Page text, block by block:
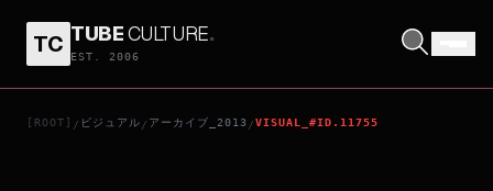
TC TUBECULTURE.
EST. 2006
[ROOT] / ビジュアル / アーカイブ_2013 /VISUAL_#ID.11755
AUGUST: OSAGE COUNTY